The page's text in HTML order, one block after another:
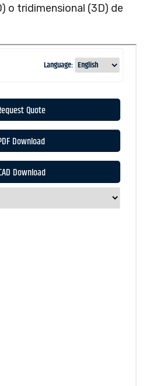
o tridimensional (3D) de